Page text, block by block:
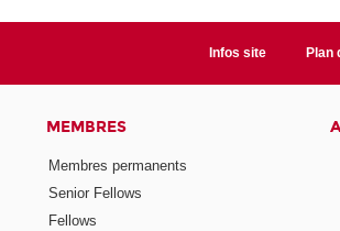
Infos site Plan
MEMBRES
Membres permanents
Senior Fellows
Fellows